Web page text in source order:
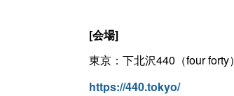
[会場]
東京：下北沢440（four forty）
https://440.tokyo/